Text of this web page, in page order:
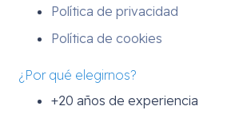
Política de privacidad
Política de cookies
¿Por qué elegirnos?
+20 años de experiencia